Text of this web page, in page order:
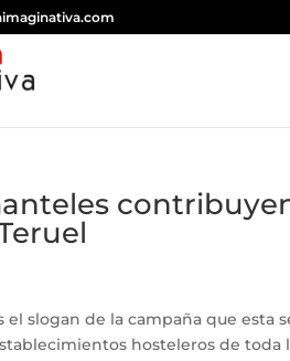
el slogan de la campaña que esta
hosteleros de toda